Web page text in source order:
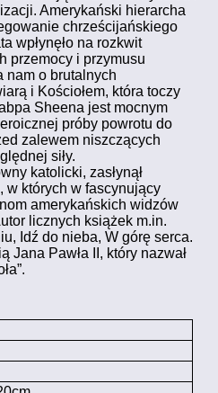
Amerykański hierarcha
chrześcijańskiego
wpłynęło na rozkwit
przemocy i przymusu
nam o brutalnych
i Kościołem, która toczy
Sheena jest mocnym
próby powrotu do
zalewem niszczących
siły.
katolicki, zasłynął
w których w fascynujący
amerykańskich widzów
licznych książek m.in.
Idź do nieba, W górę serca.
Jana Pawła II, który nazwał